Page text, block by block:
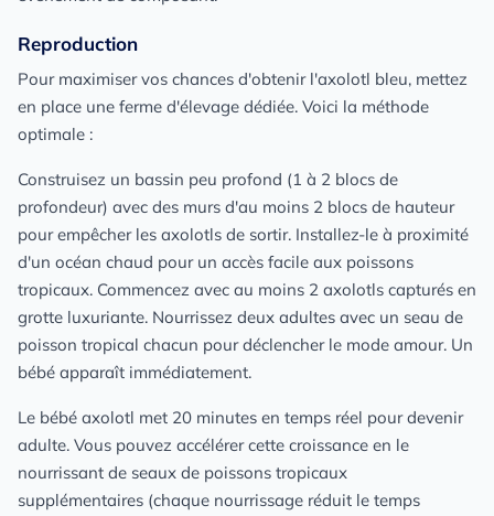
Reproduction
Pour maximiser vos chances d'obtenir l'axolotl bleu, mettez
en place une ferme d'élevage dédiée. Voici la méthode
optimale :
Construisez un bassin peu profond (1 à 2 blocs de
profondeur) avec des murs d'au moins 2 blocs de hauteur
pour empêcher les axolotls de sortir. Installez-le à proximité
d'un océan chaud pour un accès facile aux poissons
tropicaux. Commencez avec au moins 2 axolotls capturés en
grotte luxuriante. Nourrissez deux adultes avec un seau de
poisson tropical chacun pour déclencher le mode amour. Un
bébé apparaît immédiatement.
Le bébé axolotl met 20 minutes en temps réel pour devenir
adulte. Vous pouvez accélérer cette croissance en le
nourrissant de seaux de poissons tropicaux
supplémentaires (chaque nourrissage réduit le temps